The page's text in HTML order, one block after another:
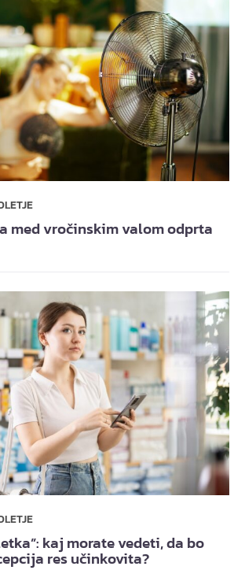
med vročinskim valom odprta
kaj morate vedeti, da bo
res učinkovita?